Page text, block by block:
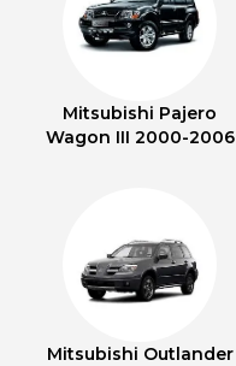
Mitsubishi Pajero
Wagon III 2000-2006
Mitsubishi Outlander